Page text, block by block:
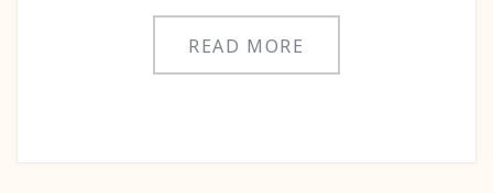
READ MORE